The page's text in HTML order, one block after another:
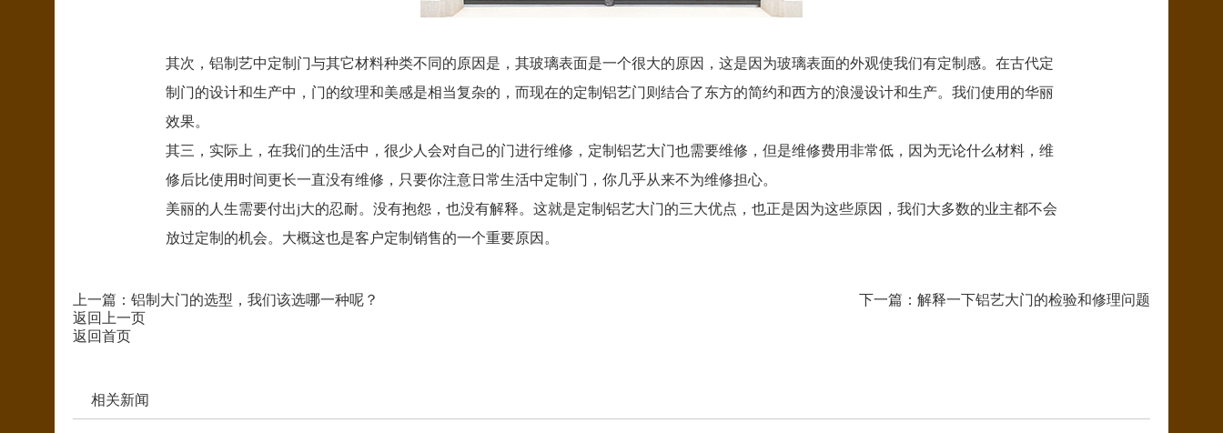
其次，铝制艺中定制门与其它材料种类不同的原因是，其玻璃表面是一个很大的原因，这是因为玻璃表面的外观使我们有定制感。在古代定
制门的设计和生产中，门的纹理和美感是相当复杂的，而现在的定制铝艺门则结合了东方的简约和西方的浪漫设计和生产。我们使用的华丽
效果。
其三，实际上，在我们的生活中，很少人会对自己的门进行维修，定制铝艺大门也需要维修，但是维修费用非常低，因为无论什么材料，维
修后比使用时间更长一直没有维修，只要你注意日常生活中定制门，你几乎从来不为维修担心。
美丽的人生需要付出j大的忍耐。没有抱怨，也没有解释。这就是定制铝艺大门的三大优点，也正是因为这些原因，我们大多数的业主都不会
放过定制的机会。大概这也是客户定制销售的一个重要原因。
上一篇：铝制大门的选型，我们该选哪一种呢？ 下一篇： 解释一下铝艺大门的检验和修理问题
返回上一页
返回首页
相关新闻